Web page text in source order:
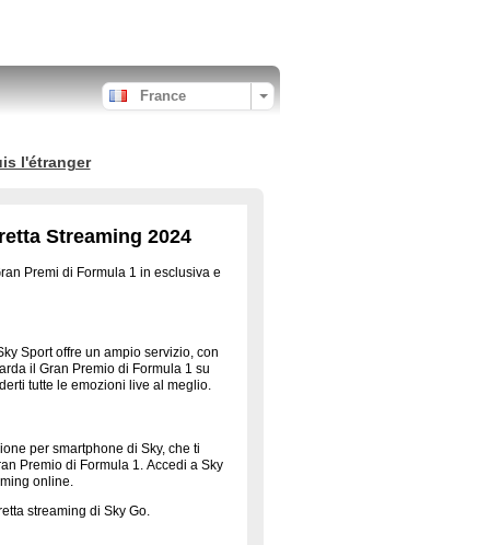
France
l'étranger
Streaming 2024
Premi di Formula 1 in esclusiva e
Sport offre un ampio servizio, con
il Gran Premio di Formula 1 su
tutte le emozioni live al meglio.
per smartphone di Sky, che ti
Premio di Formula 1. Accedi a Sky
online.
streaming di Sky Go.